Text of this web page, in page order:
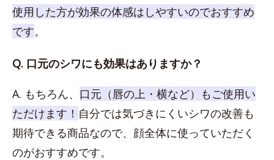
使用した方が効果の体感はしやすいのでおすすめ
です。
Q. 口元のシワにも効果はありますか？
A. もちろん、 口元（唇の上・横など）もご使用い
ただけます！ 自分では気づきにくいシワの改善も
期待できる商品なので、顔全体に使っていただく
のがおすすめです。